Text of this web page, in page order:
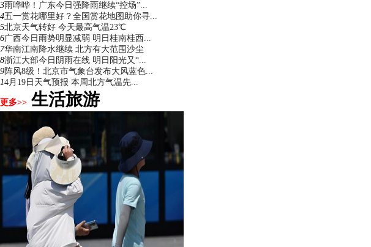
3雨哗哗！广东今日强降雨继续“控场”...
4五一赏花哪里好？全国赏花地图助你寻...
5北京天气转好 今天最高气温23℃
6广西今日雨势明显减弱 明日桂南桂西...
7华南江南降水继续 北方有大范围沙尘
8浙江大部今日阴雨在线 明日阳光又“...
9阵风8级！北京市气象台发布大风蓝色...
14月19日天气预报 本周北方气温先...
更多>> 生活旅游